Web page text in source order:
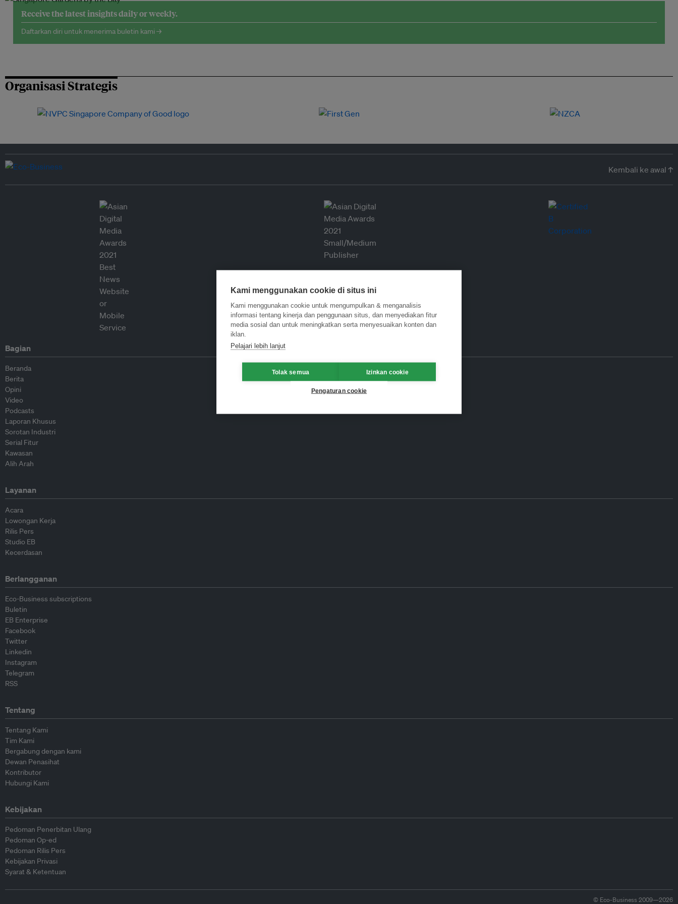
Receive the latest insights daily or weekly.
Daftarkan diri untuk menerima buletin kami →
Organisasi Strategis
Kembali ke awal ↑
Bagian
Beranda
Berita
Opini
Video
Podcasts
Laporan Khusus
Sorotan Industri
Serial Fitur
Kawasan
Alih Arah
Layanan
Acara
Lowongan Kerja
Rilis Pers
Studio EB
Kecerdasan
Berlangganan
Eco-Business subscriptions
Buletin
EB Enterprise
Facebook
Twitter
Linkedin
Instagram
Telegram
RSS
Tentang
Tentang Kami
Tim Kami
Bergabung dengan kami
Dewan Penasihat
Kontributor
Hubungi Kami
Kebijakan
Pedoman Penerbitan Ulang
Pedoman Op-ed
Pedoman Rilis Pers
Kebijakan Privasi
Syarat & Ketentuan
© Eco-Business 2009—2026
Kami menggunakan cookie di situs ini
Kami menggunakan cookie untuk mengumpulkan & menganalisis
informasi tentang kinerja dan penggunaan situs, dan menyediakan fitur
media sosial dan untuk meningkatkan serta menyesuaikan konten dan
iklan.
Pelajari lebih lanjut
Tolak semua Izinkan cookie
Pengaturan cookie